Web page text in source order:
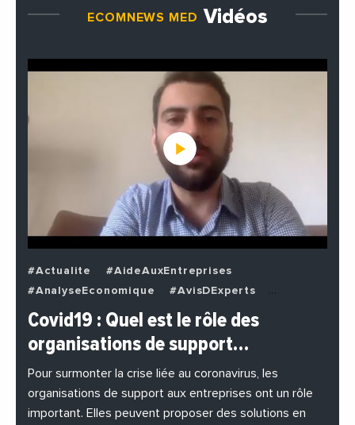
ECOMNEWS MED Vidéos
#Actualite
#AideAuxEntreprises
#AnalyseEconomique
#AvisDExperts
#BuzzNews
#Decideurs
#EchangesMediterraneens
#Economie
#EnDirectDe
#Entreprises
#Institutions
#PhotosEtVideos
Covid19 : Quel est le rôle des
organisations de support…
Pour surmonter la crise liée au coronavirus, les
organisations de support aux entreprises ont un rôle
important. Elles peuvent proposer des solutions en